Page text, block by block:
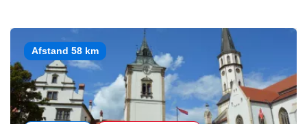
Afstand 58 km